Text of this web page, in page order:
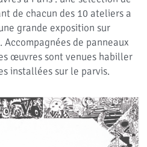
de chacun des 10 ateliers a
grande exposition sur
Accompagnées de panneaux
œuvres sont venues habiller
installées sur le parvis.